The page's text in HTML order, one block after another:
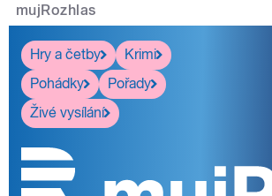
mujRozhlas
Hry a četby
Krimi
Pohádky
Pořady
Živé vysílání